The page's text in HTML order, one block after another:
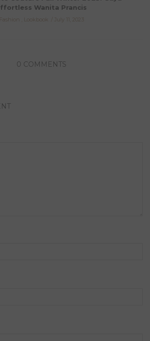
Wanita Prancis
Fashion Lookbook July 11, 2023
0 COMMENTS